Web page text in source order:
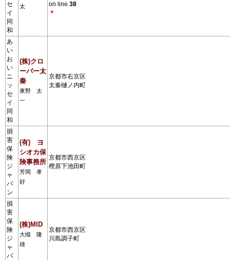
セ
イ
同
和
太
on line 38
＊
あ
い
お
い
ニ
ッ
セ
イ
同
和
(株)クロ
ーバー太
秦
東野 太
一
京都市右京区
太秦樋ノ内町
損
害
保
険
ジ
ャ
パ
ン
(有) ヨ
シオカ保
険事務所
芳岡 孝
好
京都市西京区
樫原下池田町
損
害
保
険
ジ
ャ
パ
(株)MID
大槻 隆
雄
京都市西京区
川島調子町